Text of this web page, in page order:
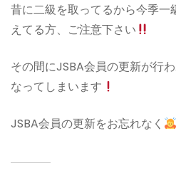
昔に二級を取ってるから今季
えてる方、ご注意下さい
その間にJSBA会員の更新が行
なってしまいます
JSBA会員の更新をお忘れなく